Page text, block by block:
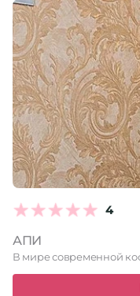
4
АПИ